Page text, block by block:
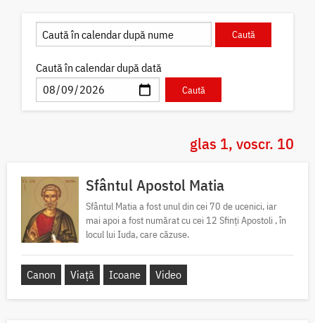
Caută în calendar după dată
glas 1, voscr. 10
Sfântul Apostol Matia
Sfântul Matia a fost unul din cei 70 de ucenici, iar
mai apoi a fost numărat cu cei 12 Sfinți Apostoli , în
locul lui Iuda, care căzuse.
Canon Viață Icoane Video